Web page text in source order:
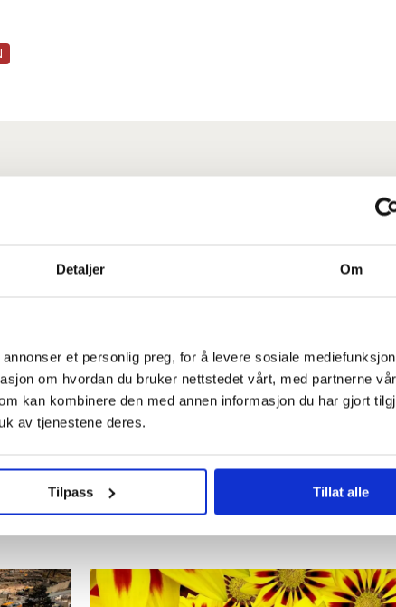
Detaljer Om
et personlig preg, for å levere sosiale
om hvordan du bruker nettstedet vårt, med partnerne
kan kombinere den med annen informasjon du har gjort
av tjenestene deres.
Tilpass Tillat alle
på gratis tannbehandling uten å vite det
at jeg skjønner ikke at folk kan